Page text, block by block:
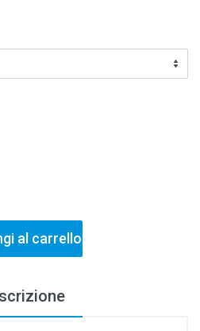
al carrello